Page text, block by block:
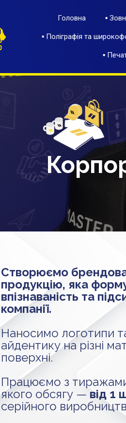
Головна ▪
▪ Поліграфія та
▪
Створюємо
продукцію, яка
впізнаваність та
компанії.
Наносимо логотипи
айдентику на різні
поверхні.
Працюємо з
якого обсягу — від 1
серійного